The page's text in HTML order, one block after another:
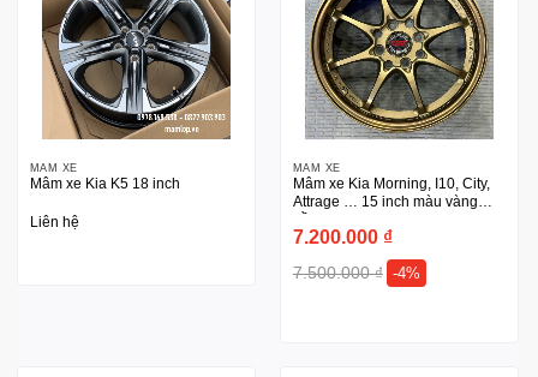
MÂM XE
Mâm xe Kia K5 18 inch
Liên hệ
MÂM XE
Mâm xe Kia Morning, I10, City,
Attrage … 15 inch màu vàng
7.200.000 ₫
7.500.000₫ -4%